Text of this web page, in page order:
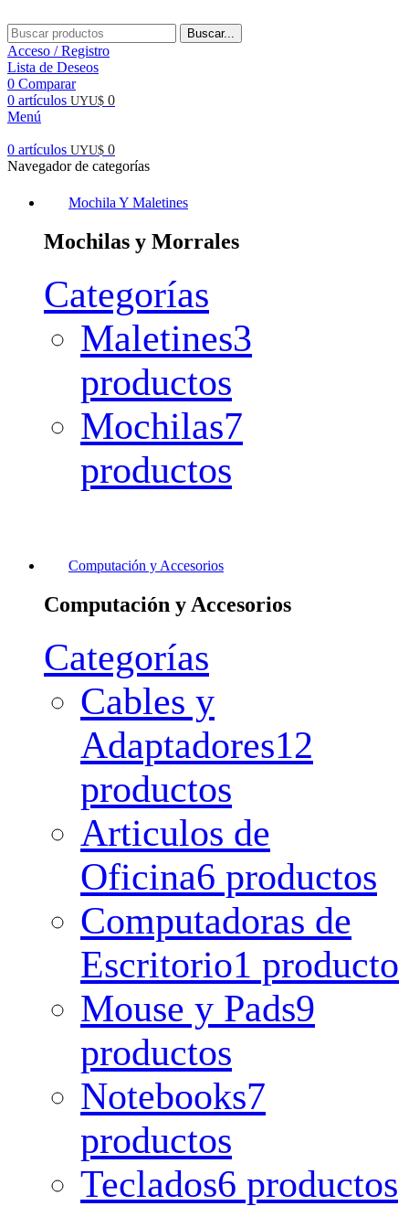
Buscar...
Acceso / Registro
Lista de Deseos
0 Comparar
0 artículos UYU$ 0
Menú
0 artículos UYU$ 0
Navegador de categorías
Mochila Y Maletines
Mochilas y Morrales
Categorías
Maletines3
productos
Mochilas7
productos
Computación y Accesorios
Computación y Accesorios
Categorías
Cables y
Adaptadores12
productos
Articulos de
Oficina6 productos
Computadoras de
Escritorio1 producto
Mouse y Pads9
productos
Notebooks7
productos
Teclados6 productos